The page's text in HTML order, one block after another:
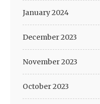
January 2024
December 2023
November 2023
October 2023